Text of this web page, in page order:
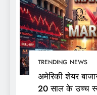
TRENDING NEWS
अमेरिकी शेयर
20 साल के उच्च